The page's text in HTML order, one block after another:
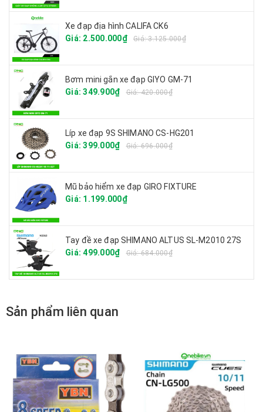
Xe đạp địa hình CALIFA CK6
Giá: 2.500.000₫
Giá: 3.125.000₫
Bơm mini gắn xe đạp GIYO GM-71
Giá: 349.900₫
Giá: 420.000₫
Líp xe đạp 9S SHIMANO CS-HG201
Giá: 399.000₫
Giá: 696.000₫
Mũ bảo hiểm xe đạp GIRO FIXTURE
Giá: 1.199.000₫
Tay đề xe đạp SHIMANO ALTUS SL-M2010 27S
Giá: 499.000₫
Giá: 684.000₫
Sản phẩm liên quan